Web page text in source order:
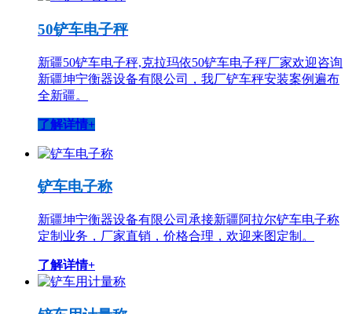
50铲车电子秤
新疆50铲车电子秤,克拉玛依50铲车电子秤厂家欢迎咨询
新疆坤宁衡器设备有限公司，我厂铲车秤安装案例遍布
全新疆。
了解详情+
铲车电子称
新疆坤宁衡器设备有限公司承接新疆阿拉尔铲车电子称
定制业务，厂家直销，价格合理，欢迎来图定制。
了解详情+